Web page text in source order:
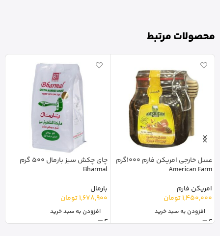
محصولات مرتبط
عسل خارجی امریکن فارم 1000گرم
American Farm
امریکن فارم
1,450,000تومان
افزودن به سبد خرید
چای چکش سبز بارمال 500 گرم
Bharmal
بارمال
1,678,900تومان
افزودن به سبد خرید